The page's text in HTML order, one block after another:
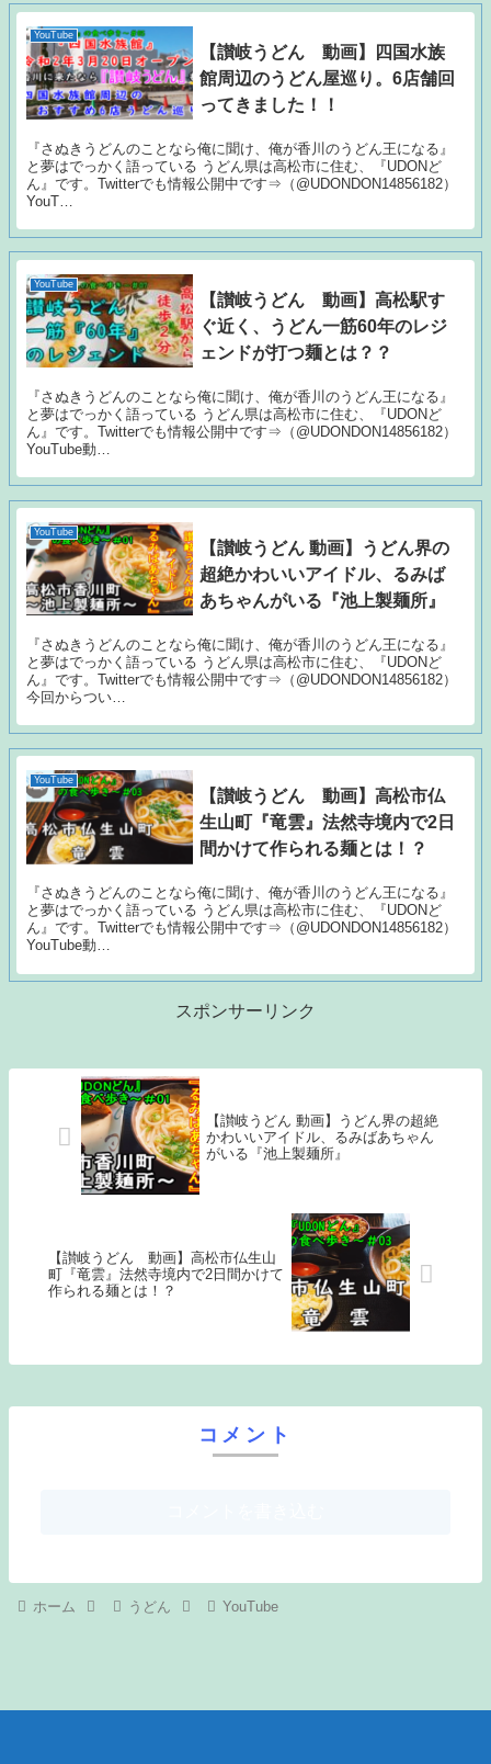
YouTube
【讃岐うどん 動画】四国水族
館周辺のうどん屋巡り。6店舗回
ってきました！！
『さぬきうどんのことなら俺に聞け、俺が香川のうどん王になる』
と夢はでっかく語っている うどん県は高松市に住む、『UDONど
ん』です。Twitterでも情報公開中です⇒（@UDONDON14856182）
YouT…
YouTube
【讃岐うどん 動画】高松駅す
ぐ近く、うどん一筋60年のレジ
ェンドが打つ麺とは？？
『さぬきうどんのことなら俺に聞け、俺が香川のうどん王になる』
と夢はでっかく語っている うどん県は高松市に住む、『UDONど
ん』です。Twitterでも情報公開中です⇒（@UDONDON14856182）
YouTube動…
YouTube
【讃岐うどん 動画】うどん界の
超絶かわいいアイドル、るみば
あちゃんがいる『池上製麺所』
『さぬきうどんのことなら俺に聞け、俺が香川のうどん王になる』
と夢はでっかく語っている うどん県は高松市に住む、『UDONど
ん』です。Twitterでも情報公開中です⇒（@UDONDON14856182）
今回からつい…
YouTube
【讃岐うどん 動画】高松市仏
生山町『竜雲』法然寺境内で2日
間かけて作られる麺とは！？
『さぬきうどんのことなら俺に聞け、俺が香川のうどん王になる』
と夢はでっかく語っている うどん県は高松市に住む、『UDONど
ん』です。Twitterでも情報公開中です⇒（@UDONDON14856182）
YouTube動…
スポンサーリンク
【讃岐うどん 動画】うどん界の超絶
かわいいアイドル、るみばあちゃん
がいる『池上製麺所』
【讃岐うどん 動画】高松市仏生山
町『竜雲』法然寺境内で2日間かけて
作られる麺とは！？
コメント
ホーム うどん YouTube